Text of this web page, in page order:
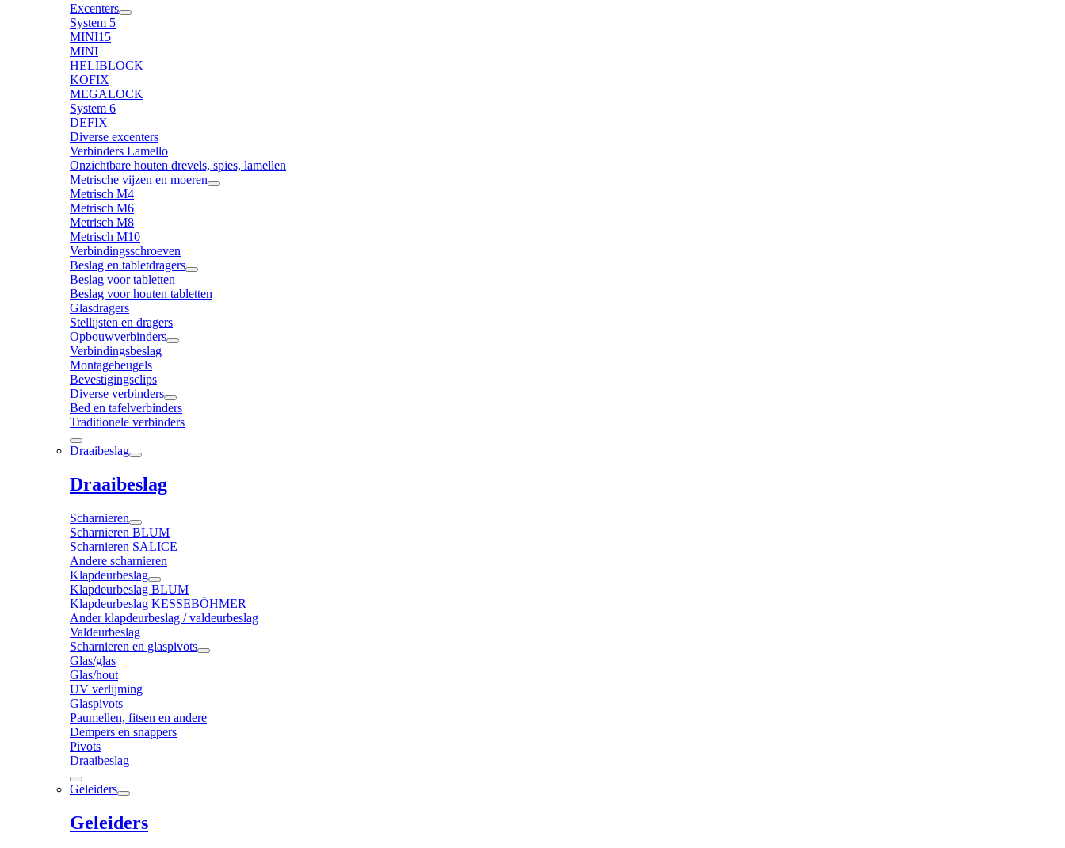
Excenters
System 5
MINI15
MINI
HELIBLOCK
KOFIX
MEGALOCK
System 6
DEFIX
Diverse excenters
Verbinders Lamello
Onzichtbare houten drevels, spies, lamellen
Metrische vijzen en moeren
Metrisch M4
Metrisch M6
Metrisch M8
Metrisch M10
Verbindingsschroeven
Beslag en tabletdragers
Beslag voor tabletten
Beslag voor houten tabletten
Glasdragers
Stellijsten en dragers
Opbouwverbinders
Verbindingsbeslag
Montagebeugels
Bevestigingsclips
Diverse verbinders
Bed en tafelverbinders
Traditionele verbinders
Draaibeslag
Draaibeslag
Scharnieren
Scharnieren BLUM
Scharnieren SALICE
Andere scharnieren
Klapdeurbeslag
Klapdeurbeslag BLUM
Klapdeurbeslag KESSEBÖHMER
Ander klapdeurbeslag / valdeurbeslag
Valdeurbeslag
Scharnieren en glaspivots
Glas/glas
Glas/hout
UV verlijming
Glaspivots
Paumellen, fitsen en andere
Dempers en snappers
Pivots
Draaibeslag
Geleiders
Geleiders